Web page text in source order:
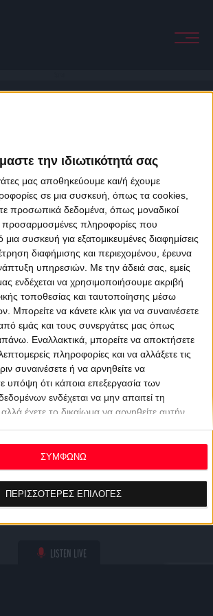
την ιδιωτικότητά σας
μας αποθηκεύουμε και/ή έχουμε
σε μια συσκευή, όπως τα cookies,
προσωπικά δεδομένα, όπως μοναδικοί
προσαρμοσμένες πληροφορίες που
συσκευή για εξατομικευμένες διαφημίσεις
διαφήμισης και περιεχομένου, έρευνα
υπηρεσιών. Με την άδειά σας, εμείς
ενδέχεται να χρησιμοποιήσουμε ακριβή
τοποθεσίας και ταυτοποίησης μέσω
να κάνετε κλικ για να συναινέσετε
εμάς και τους συνεργάτες μας όπως
Εναλλακτικά, μπορείτε να αποκτήσετε
πληροφορίες και να αλλάξετε τις
συναινέσετε ή να αρνηθείτε να
υπόψη ότι κάποια επεξεργασία των
ενδέχεται να μην απαιτεί τη
έχετε το δικαίωμα να αρνηθείτε αυτήν
σας ανά πάσα στιγμή
τον ιστότοπο και κάνοντας κλικ στο
στο κάτω μέρος της ιστοσελίδας.
ΠΕΡΙΣΣΟΤΕΡΕΣ ΕΠΙΛΟΓΕΣ
ΣΥΜΦΩΝΩ
LISTEN LIVE
Business Class Terms & Conditions
Privacy Policy
byporcupine colors&Fotis Alexandrou